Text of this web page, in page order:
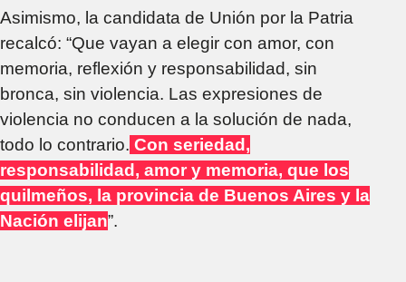
Asimismo, la candidata de Unión por la Patria
recalcó: “Que vayan a elegir con amor, con
memoria, reflexión y responsabilidad, sin
bronca, sin violencia. Las expresiones de
violencia no conducen a la solución de nada,
todo lo contrario. Con seriedad,
responsabilidad, amor y memoria, que los
quilmeños, la provincia de Buenos Aires y la
Nación elijan”.